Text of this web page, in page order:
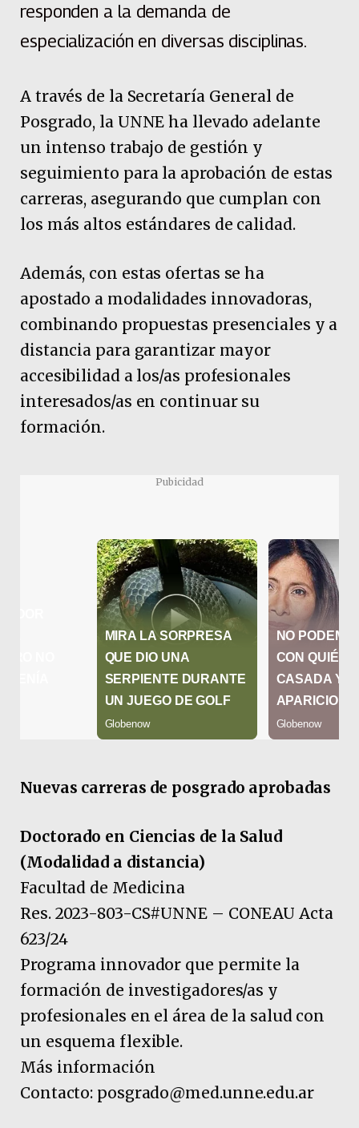
responden a la demanda de
especialización en diversas disciplinas.
A través de la Secretaría General de
Posgrado, la UNNE ha llevado adelante
un intenso trabajo de gestión y
seguimiento para la aprobación de estas
carreras, asegurando que cumplan con
los más altos estándares de calidad.
Además, con estas ofertas se ha
apostado a modalidades innovadoras,
combinando propuestas presenciales y a
distancia para garantizar mayor
accesibilidad a los/as profesionales
interesados/as en continuar su
formación.
Pubicidad
Nuevas carreras de posgrado aprobadas
Doctorado en Ciencias de la Salud
(Modalidad a distancia)
Facultad de Medicina
Res. 2023-803-CS#UNNE – CONEAU Acta
623/24
Programa innovador que permite la
formación de investigadores/as y
profesionales en el área de la salud con
un esquema flexible.
Más información
Contacto: posgrado@med.unne.edu.ar